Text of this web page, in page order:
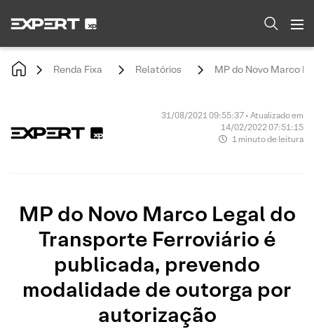
Renda Fixa Relatórios MP do Novo Marco
31/08/2021 09:55:37 • Atualizado em
14/02/2022 07:51:15
1 minuto de leitura
MP do Novo Marco Legal do
Transporte Ferroviário é
publicada, prevendo
modalidade de outorga por
autorização